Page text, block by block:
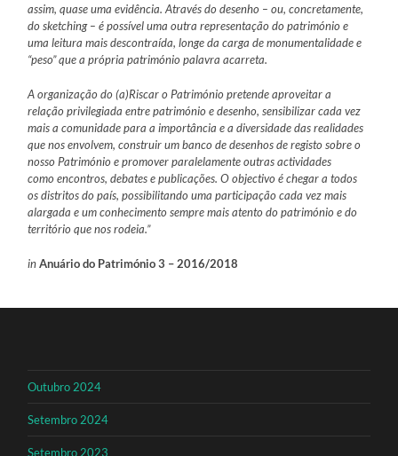
assim, quase uma evidência. Através do desenho – ou, concretamente,
do sketching – é possível uma outra representação do património e
uma leitura mais descontraída, longe da carga de monumentalidade e
“peso” que a própria património palavra acarreta.
A organização do (a)Riscar o Património pretende aproveitar a
relação privilegiada entre património e desenho, sensibilizar cada vez
mais a comunidade para a importância e a diversidade das realidades
que nos envolvem, construir um banco de desenhos de registo sobre o
nosso Património e promover paralelamente outras actividades
comoencontros, debates e publicações. O objectivo é chegar a todos
os distritos do país, possibilitando uma participação cada vez mais
alargada e um conhecimento sempre mais atento do património e do
território que nos rodeia.”
in Anuário do Património 3 – 2016/2018
Outubro 2024
Setembro 2024
Setembro 2023